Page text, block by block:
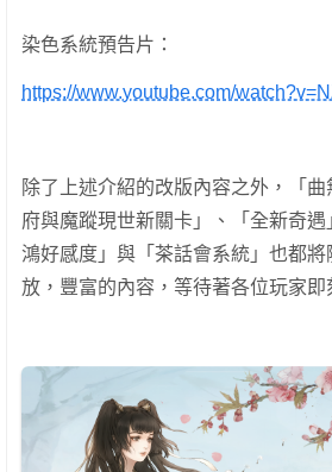
染色系統預告片：
https://www.youtube.com/
除了上述介紹的改版內容之外，「
府與魔蹤現世新關卡」、「全新奇
鴻好感度」與「茶話會系統」也都將
放，豐富的內容，等待著各位玩家即